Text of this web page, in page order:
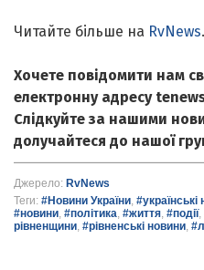
Читайте більше на RvNews.
Хочете повідомити нам
електронну адресу
Слідкуйте за нашими
долучайтеся до нашої
Джерело: RvNews
Теги: #Новини України, #українські
#новини, #політика, #життя, #події,
рівненщини, #рівненські новини,